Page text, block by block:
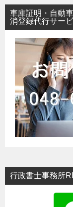
ビ
ゲ
車庫証明・自動
消登録代行サー
行政書士事務所